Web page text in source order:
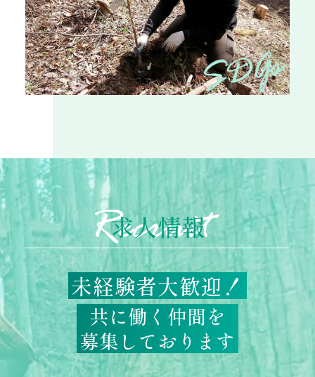
求人情報
未経験者大歓迎！
共に働く仲間を
募集しております